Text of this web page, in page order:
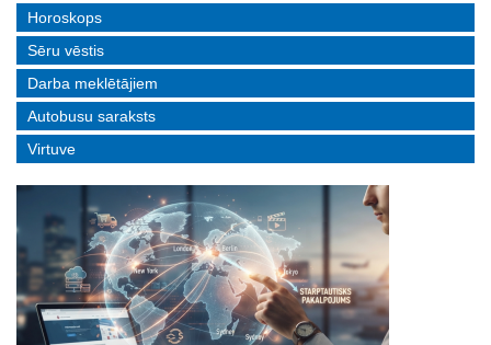
Horoskops
Sēru vēstis
Darba meklētājiem
Autobusu saraksts
Virtuve